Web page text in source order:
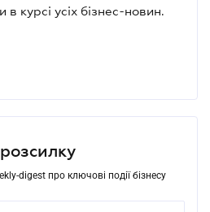
в курсі усіх бізнес-новин.
digest про ключові події бізнесу